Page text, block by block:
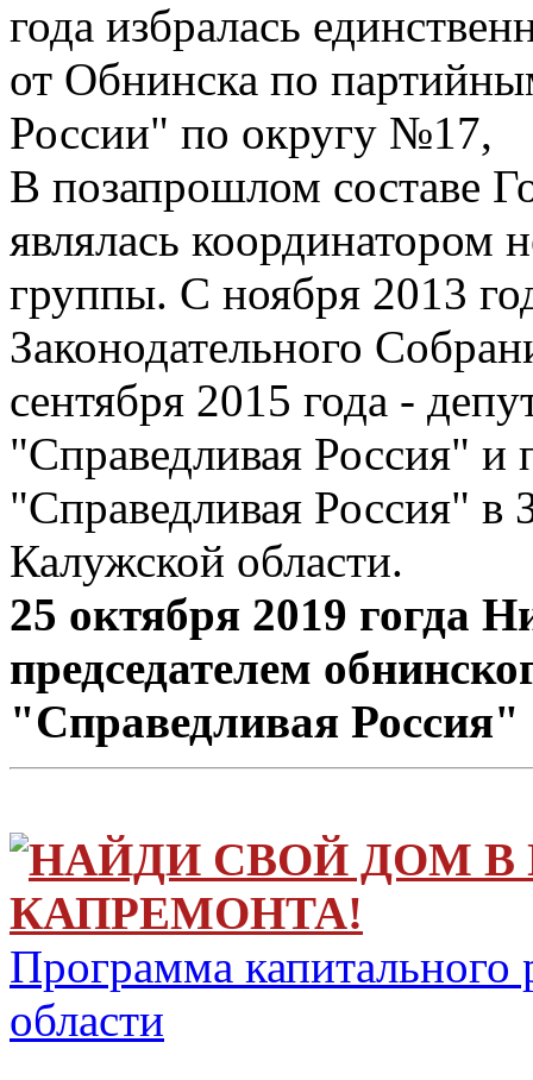
года избралась
от Обнинска по
России" по округу №17,
В позапрошлом составе
являлась координатором
группы. С ноября 2013
Законодательного
сентября 2015 года -
"Справедливая Россия" и
"Справедливая Россия" в
Калужской области.
25 октября 2019 гогда
председателем
"Справедливая Россия"
НАЙДИ СВОЙ ДОМ В
КАПРЕМОНТА!
Программа
области